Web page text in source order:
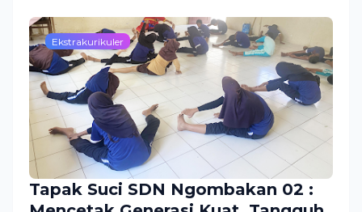
Ekstrakurikuler
Tapak Suci SDN Ngombakan 02 :